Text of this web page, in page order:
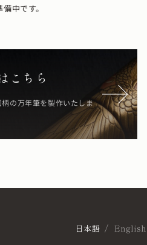
中です。
こちら
の万年筆を製作いたしま
日本語 English